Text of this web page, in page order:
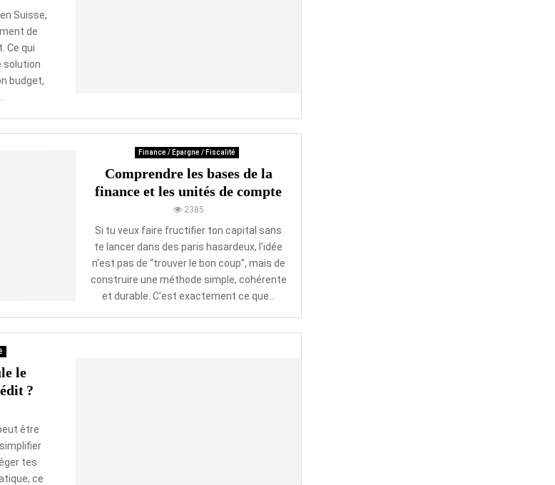
Suisse,
de
Ce qui
solution
budget,
Finance / Epargne / Fiscalité
Comprendre les bases de la
finance et les unités de compte
2385
Si tu veux faire fructifier ton capital sans
te lancer dans des paris hasardeux, l’idée
n’est pas de “trouver le bon coup”, mais de
construire une méthode simple, cohérente
et durable. C’est exactement ce que...
le
?
être
tes
ce